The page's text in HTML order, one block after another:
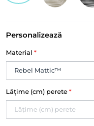
Personalizează
Material *
Lățime (cm) perete *